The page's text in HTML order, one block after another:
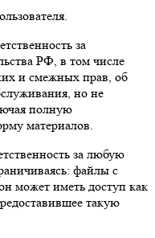
за
РФ, в том числе
и смежных прав, об
но не
полную
материалов.
за любую
файлы с
может иметь доступ как
такую